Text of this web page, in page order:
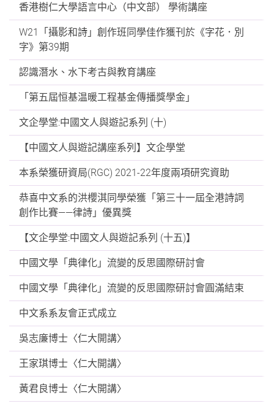
香港樹仁大學語言中心（中文部） 學術講座
W21「攝影和詩」創作班同學佳作獲刊於《字花．別
字》第39期
認識潛水、水下考古與教育講座
「第五屆恒基温暖工程基金傳播獎學金」
文企學堂:中國文人與遊記系列 (十)
【中國文人與遊記講座系列】文企學堂
本系榮獲研資局(RGC) 2021-22年度兩項研究資助
恭喜中文系的洪櫻淇同學榮獲「第三十一屆全港詩詞
創作比賽——律詩」優異獎
【文企學堂:中國文人與遊記系列 (十五)】
中國文學「典律化」流變的反思國際研討會
中國文學「典律化」流變的反思國際研討會圓滿結束
中文系系友會正式成立
吳志廉博士〈仁大開講〉
王家琪博士〈仁大開講〉
黃君良博士〈仁大開講〉